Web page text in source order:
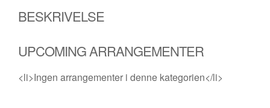
BESKRIVELSE
UPCOMING ARRANGEMENTER
<li>Ingen arrangementer i denne kategorien</li>